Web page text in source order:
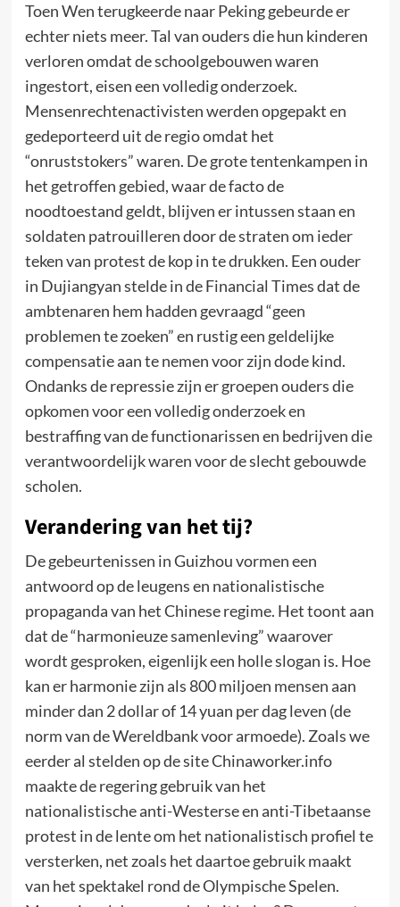
Toen Wen terugkeerde naar Peking gebeurde er
echter niets meer. Tal van ouders die hun kinderen
verloren omdat de schoolgebouwen waren
ingestort, eisen een volledig onderzoek.
Mensenrechtenactivisten werden opgepakt en
gedeporteerd uit de regio omdat het
“onruststokers” waren. De grote tentenkampen in
het getroffen gebied, waar de facto de
noodtoestand geldt, blijven er intussen staan en
soldaten patrouilleren door de straten om ieder
teken van protest de kop in te drukken. Een ouder
in Dujiangyan stelde in de Financial Times dat de
ambtenaren hem hadden gevraagd “geen
problemen te zoeken” en rustig een geldelijke
compensatie aan te nemen voor zijn dode kind.
Ondanks de repressie zijn er groepen ouders die
opkomen voor een volledig onderzoek en
bestraffing van de functionarissen en bedrijven die
verantwoordelijk waren voor de slecht gebouwde
scholen.
Verandering van het tij?
De gebeurtenissen in Guizhou vormen een
antwoord op de leugens en nationalistische
propaganda van het Chinese regime. Het toont aan
dat de “harmonieuze samenleving” waarover
wordt gesproken, eigenlijk een holle slogan is. Hoe
kan er harmonie zijn als 800 miljoen mensen aan
minder dan 2 dollar of 14 yuan per dag leven (de
norm van de Wereldbank voor armoede). Zoals we
eerder al stelden op de site Chinaworker.info
maakte de regering gebruik van het
nationalistische anti-Westerse en anti-Tibetaanse
protest in de lente om het nationalistisch profiel te
versterken, net zoals het daartoe gebruik maakt
van het spektakel rond de Olympische Spelen.